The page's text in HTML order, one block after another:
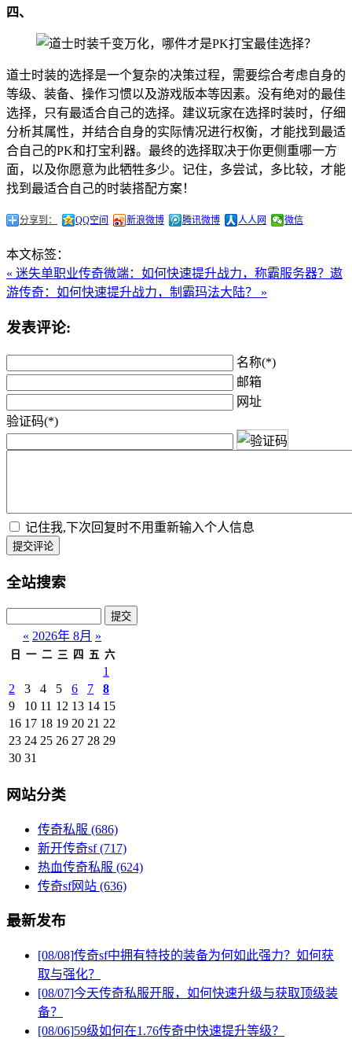
四、
道士时装的选择是一个复杂的决策过程，需要综合考虑自身的
等级、装备、操作习惯以及游戏版本等因素。没有绝对的最佳
选择，只有最适合自己的选择。建议玩家在选择时装时，仔细
分析其属性，并结合自身的实际情况进行权衡，才能找到最适
合自己的PK和打宝利器。最终的选择取决于你更侧重哪一方
面，以及你愿意为此牺牲多少。记住，多尝试，多比较，才能
找到最适合自己的时装搭配方案！
分享到： QQ空间 新浪微博 腾讯微博 人人网 微信
本文标签：
« 迷失单职业传奇微端：如何快速提升战力，称霸服务器？ 遨
游传奇：如何快速提升战力，制霸玛法大陆？ »
发表评论:
名称(*)
邮箱
网址
验证码(*)
记住我,下次回复时不用重新输入个人信息
提交评论
全站搜索
« 2026年 8月 »
日 一 二 三 四 五 六
1
2
3 4 5 6 7
8
9
10 11 12 13 14 15
16 17 18 19 20 21 22
23 24 25 26 27 28 29
30 31
网站分类
传奇私服 (686)
新开传奇sf(717)
热血传奇私服 (624)
传奇sf网站 (636)
最新发布
[08/08]传奇sf中拥有特技的装备为何如此强力？如何获
取与强化？
[08/07]今天传奇私服开服，如何快速升级与获取顶级装
备？
[08/06]59级如何在1.76传奇中快速提升等级？